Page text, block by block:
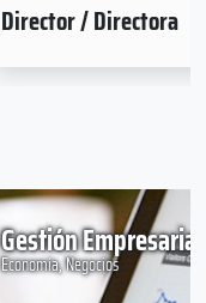
Director / Directora
Gestión Empresarial
Economía, Negocios